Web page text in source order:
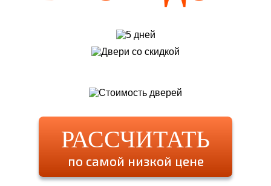
РАССЧИТАТЬ
по самой низкой цене